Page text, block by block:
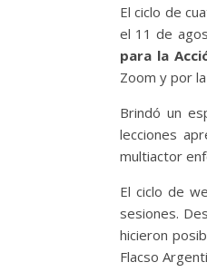
El ciclo de
el 11 de
para la
Zoom y por
Brindó un
lecciones
multiactor
El ciclo de
sesiones.
hicieron
Flacso